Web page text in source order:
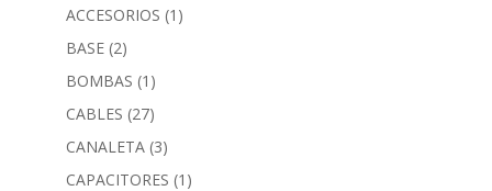
ACCESORIOS (1)
BASE (2)
BOMBAS (1)
CABLES (27)
CANALETA (3)
CAPACITORES (1)